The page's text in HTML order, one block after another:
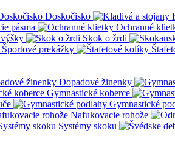
Doskočisko
pásma Ochranné
Skok o žrdi
Športové prekážky
Dopadové žinenky
Gymnastické koberce
Gymnastické
Nafukovacie rohože
Systémy skoku